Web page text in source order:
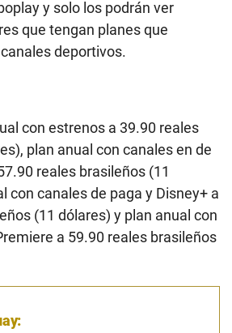
y solo los podrán ver
que tengan planes que
deportivos.
con estrenos a 39.90 reales
plan anual con canales en de
reales brasileños (11
con canales de paga y Disney+ a
(11 dólares) y plan anual con
a 59.90 reales brasileños